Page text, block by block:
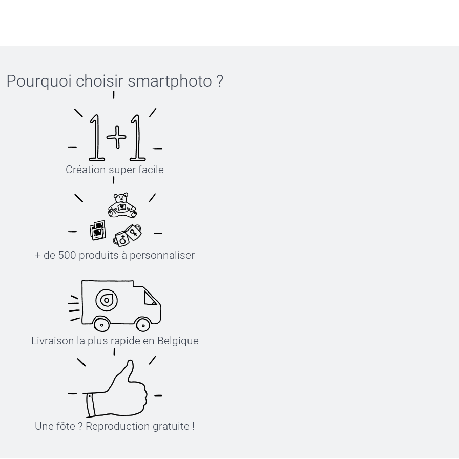
Pourquoi choisir smartphoto ?
Création super facile
+ de 500 produits à personnaliser
Livraison la plus rapide en Belgique
Une fôte ? Reproduction gratuite !